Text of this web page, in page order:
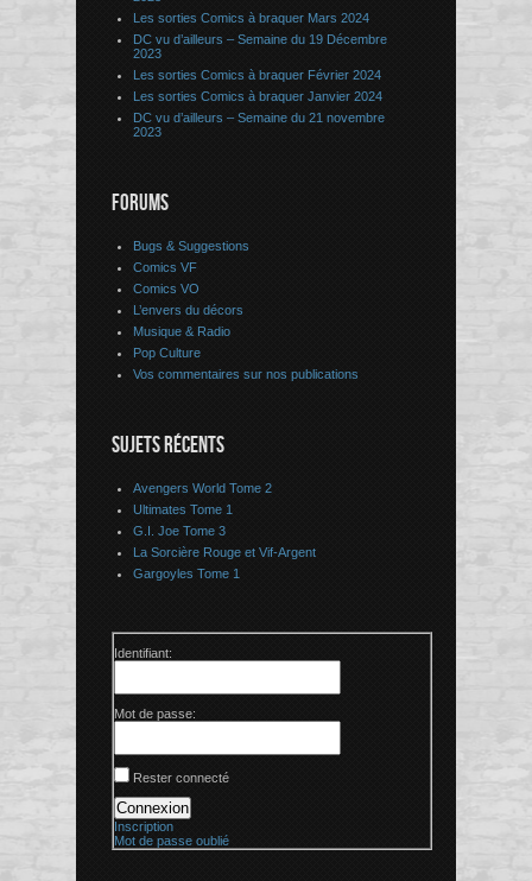
Les sorties Comics à braquer Mars 2024
DC vu d’ailleurs – Semaine du 19 Décembre
2023
Les sorties Comics à braquer Février 2024
Les sorties Comics à braquer Janvier 2024
DC vu d’ailleurs – Semaine du 21 novembre
2023
FORUMS
Bugs & Suggestions
Comics VF
Comics VO
L’envers du décors
Musique & Radio
Pop Culture
Vos commentaires sur nos publications
SUJETS RÉCENTS
Avengers World Tome 2
Ultimates Tome 1
G.I. Joe Tome 3
La Sorcière Rouge et Vif-Argent
Gargoyles Tome 1
Identifiant:
Mot de passe:
Rester connecté
Connexion
Inscription
Mot de passe oublié